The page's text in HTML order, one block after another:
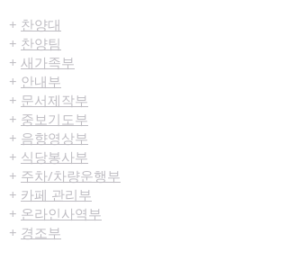
+ 찬양대
+ 찬양팀
+ 새가족부
+ 안내부
+ 문서제작부
+ 중보기도부
+ 음향영상부
+ 식당봉사부
+ 주차/차량운행부
+ 카페 관리부
+ 온라인사역부
+ 경조부